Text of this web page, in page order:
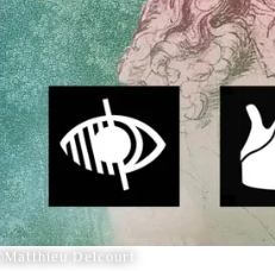
©Matthieu Delcourt